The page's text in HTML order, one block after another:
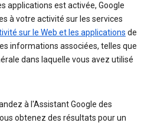
applications est activée, Google
à votre activité sur les services
sur le Web et les applications de
informations associées, telles que
dans laquelle vous avez utilisé
à l'Assistant Google des
obtenez des résultats pour un